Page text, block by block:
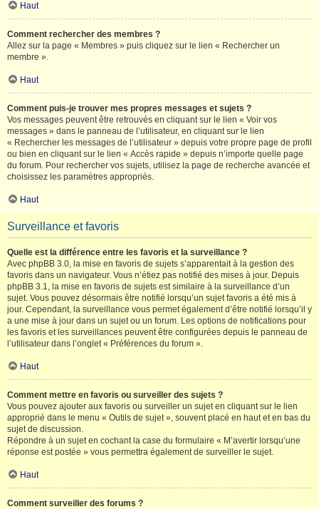
Haut
Comment rechercher des membres ?
Allez sur la page « Membres » puis cliquez sur le lien « Rechercher un
membre ».
Haut
Comment puis-je trouver mes propres messages et sujets ?
Vos messages peuvent être retrouvés en cliquant sur le lien « Voir vos
messages » dans le panneau de l’utilisateur, en cliquant sur le lien
« Rechercher les messages de l’utilisateur » depuis votre propre page de profil
ou bien en cliquant sur le lien « Accès rapide » depuis n’importe quelle page
du forum. Pour rechercher vos sujets, utilisez la page de recherche avancée et
choisissez les paramètres appropriés.
Haut
Surveillance et favoris
Quelle est la différence entre les favoris et la surveillance ?
Avec phpBB 3.0, la mise en favoris de sujets s’apparentait à la gestion des
favoris dans un navigateur. Vous n’étiez pas notifié des mises à jour. Depuis
phpBB 3.1, la mise en favoris de sujets est similaire à la surveillance d’un
sujet. Vous pouvez désormais être notifié lorsqu’un sujet favoris a été mis à
jour. Cependant, la surveillance vous permet également d’être notifié lorsqu’il y
a une mise à jour dans un sujet ou un forum. Les options de notifications pour
les favoris et les surveillances peuvent être configurées depuis le panneau de
l’utilisateur dans l’onglet « Préférences du forum ».
Haut
Comment mettre en favoris ou surveiller des sujets ?
Vous pouvez ajouter aux favoris ou surveiller un sujet en cliquant sur le lien
approprié dans le menu « Outils de sujet », souvent placé en haut et en bas du
sujet de discussion.
Répondre à un sujet en cochant la case du formulaire « M’avertir lorsqu’une
réponse est postée » vous permettra également de surveiller le sujet.
Haut
Comment surveiller des forums ?